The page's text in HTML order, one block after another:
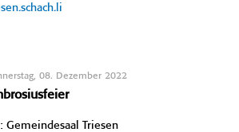
08. Dezember 2022
Gemeindesaal Triesen